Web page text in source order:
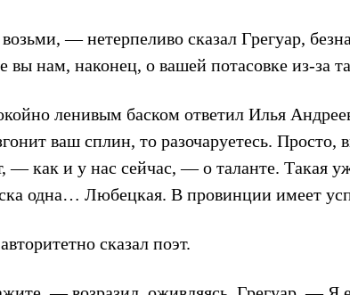
— нетерпеливо сказал Грегуар,
нам, наконец, о вашей потасовке из-за
ленивым баском ответил Илья
ваш сплин, то разочаруетесь. Просто,
— как и у нас сейчас, — о таланте.
одна… Любецкая. В провинции имеет
сказал поэт.